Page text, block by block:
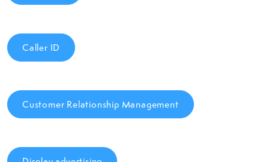
Caller ID
Customer Relationship Management